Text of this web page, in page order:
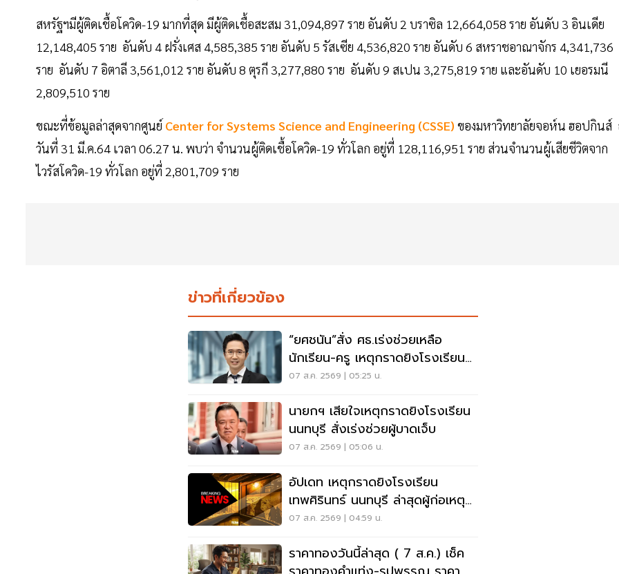
สหรัฐฯมีผู้ติดเชื้อโควิด-19 มากที่สุด มีผู้ติดเชื้อสะสม 31,094,897 ราย อันดับ 2 บราซิล 12,664,058 ราย อันดับ 3 อินเดีย
12,148,405 ราย อันดับ 4 ฝรั่งเศส 4,585,385 ราย อันดับ 5 รัสเซีย 4,536,820 ราย อันดับ 6 สหราชอาณาจักร 4,341,736
ราย อันดับ 7 อิตาลี 3,561,012 ราย อันดับ 8 ตุรกี 3,277,880 ราย อันดับ 9 สเปน 3,275,819 ราย และอันดับ 10 เยอรมนี
2,809,510 ราย
ขณะที่ข้อมูลล่าสุดจากศูนย์ Center for Systems Science and Engineering (CSSE) ของมหาวิทยาลัยจอห์น ฮอปกิน
วันที่ 31 มี.ค.64 เวลา 06.27 น. พบว่า จำนวนผู้ติดเชื้อโควิด-19 ทั่วโลก อยู่ที่ 128,116,951 ราย ส่วนจำนวนผู้เสียชีวิตจาก
ไวรัสโควิด-19 ทั่วโลก อยู่ที่ 2,801,709 ราย
ข่าวที่เกี่ยวข้อง
“ยศชนัน”สั่ง ศธ.เร่งช่วยเหลือ
นักเรียน-ครู เหตุกราดยิงโรงเรียน
นนทบุรี
07 ส.ค. 2569 | 05:25 น.
นายกฯ เสียใจเหตุกราดยิงโรงเรียน
นนทบุรี สั่งเร่งช่วยผู้บาดเจ็บ
07 ส.ค. 2569 | 05:06 น.
อัปเดท เหตุกราดยิงโรงเรียน
เทพศิรินทร์ นนทบุรี ล่าสุดผู้ก่อเหตุ
เสียชีวิตแล้ว
07 ส.ค. 2569 | 04:59 น.
ราคาทองวันนี้ล่าสุด ( 7 ส.ค.) เช็ค